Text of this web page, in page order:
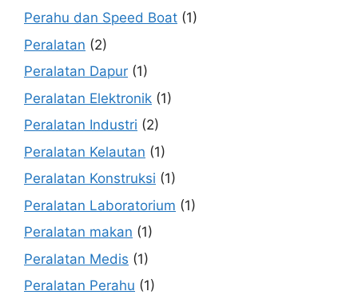
Perahu dan Speed Boat (1)
Peralatan (2)
Peralatan Dapur (1)
Peralatan Elektronik (1)
Peralatan Industri (2)
Peralatan Kelautan (1)
Peralatan Konstruksi (1)
Peralatan Laboratorium (1)
Peralatan makan (1)
Peralatan Medis (1)
Peralatan Perahu (1)